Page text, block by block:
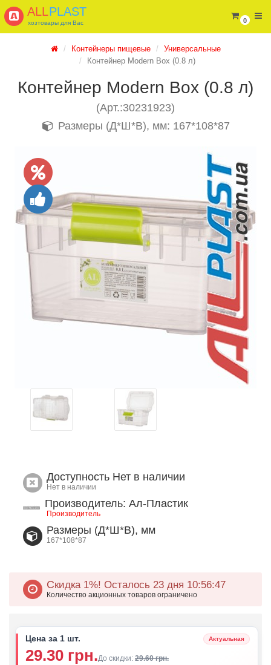
0
ALLPLAST
хозтовары для Вас
Контейнеры пищевые
Универсальные
Контейнер Modern Box (0.8 л)
Контейнер Modern Box (0.8 л)
(Арт.:30231923)
Размеры (Д*Ш*В), мм: 167*108*87
Доступность Нет в наличии
Нет в наличии
Производитель: Ал-Пластик
Производитель
Размеры (Д*Ш*В), мм
167*108*87
Скидка 1%!Осталось 23 дня 10:56:47
Количество акционных товаров ограничено
Цена за 1 шт. Актуальная
29.30 грн.До скидки: 29.60 грн.